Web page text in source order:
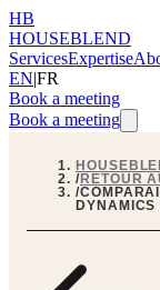
HB
HOUSEBLEND
ServicesExpertise
EN|FR
Book a meeting
Book a meeting
/RETOUR
/
DYNAMICS